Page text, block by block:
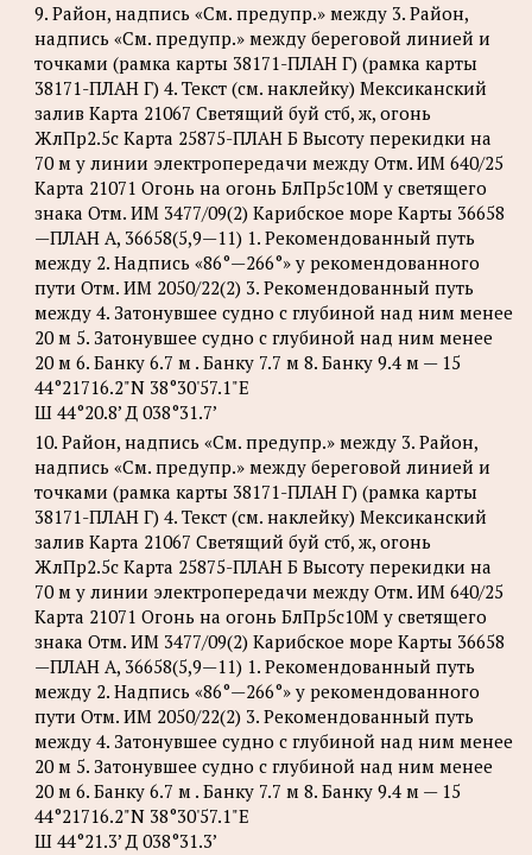
9. Район, надпись «См. предупр.» между 3. Район,
надпись «См. предупр.» между береговой линией и
точками (рамка карты 38171-ПЛАН Г) (рамка карты
38171-ПЛАН Г) 4. Текст (см. наклейку) Мексиканский
залив Карта 21067 Светящий буй стб, ж, огонь
ЖлПр2.5с Карта 25875-ПЛАН Б Высоту перекидки на
70 м у линии электропередачи между Отм. ИМ 640/25
Карта 21071 Огонь на огонь БлПр5с10М у светящего
знака Отм. ИМ 3477/09(2) Карибское море Карты 36658
—ПЛАН А, 36658(5,9—11) 1. Рекомендованный путь
между 2. Надпись «86°—266°» у рекомендованного
пути Отм. ИМ 2050/22(2) 3. Рекомендованный путь
между 4. Затонувшее судно с глубиной над ним менее
20 м 5. Затонувшее судно с глубиной над ним менее
20 м 6. Банку 6.7 м . Банку 7.7 м 8. Банку 9.4 м — 15
44°21716.2"N 38°30'57.1"Е
Ш 44°20.8’ Д 038°31.7’
10. Район, надпись «См. предупр.» между 3. Район,
надпись «См. предупр.» между береговой линией и
точками (рамка карты 38171-ПЛАН Г) (рамка карты
38171-ПЛАН Г) 4. Текст (см. наклейку) Мексиканский
залив Карта 21067 Светящий буй стб, ж, огонь
ЖлПр2.5с Карта 25875-ПЛАН Б Высоту перекидки на
70 м у линии электропередачи между Отм. ИМ 640/25
Карта 21071 Огонь на огонь БлПр5с10М у светящего
знака Отм. ИМ 3477/09(2) Карибское море Карты 36658
—ПЛАН А, 36658(5,9—11) 1. Рекомендованный путь
между 2. Надпись «86°—266°» у рекомендованного
пути Отм. ИМ 2050/22(2) 3. Рекомендованный путь
между 4. Затонувшее судно с глубиной над ним менее
20 м 5. Затонувшее судно с глубиной над ним менее
20 м 6. Банку 6.7 м . Банку 7.7 м 8. Банку 9.4 м — 15
44°21716.2"N 38°30'57.1"Е
Ш 44°21.3’ Д 038°31.3’